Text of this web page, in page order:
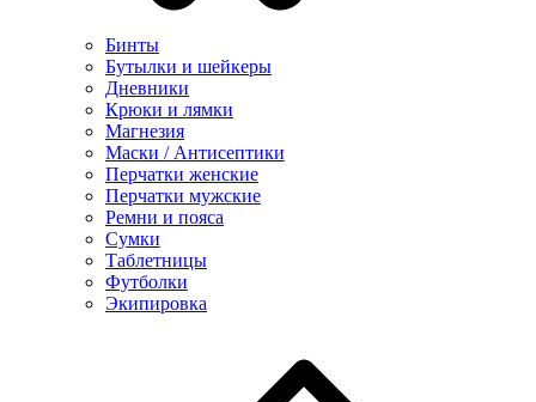
Бинты
Бутылки и шейкеры
Дневники
Крюки и лямки
Магнезия
Маски / Антисептики
Перчатки женские
Перчатки мужские
Ремни и пояса
Сумки
Таблетницы
Футболки
Экипировка